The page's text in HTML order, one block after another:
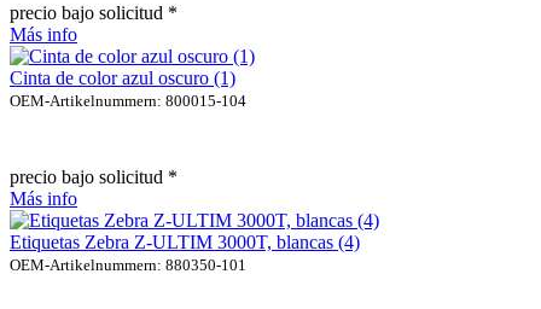
precio bajo solicitud *
Más info
Cinta de color azul oscuro (1)
OEM-Artikelnummern: 800015-104
precio bajo solicitud *
Más info
Etiquetas Zebra Z-ULTIM 3000T, blancas (4)
OEM-Artikelnummern: 880350-101